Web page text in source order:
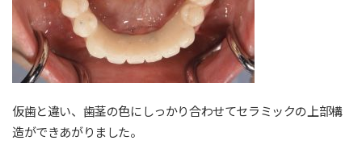
仮歯と違い、歯茎の色にしっかり合わせてセラミックの上部構
造ができあがりました。